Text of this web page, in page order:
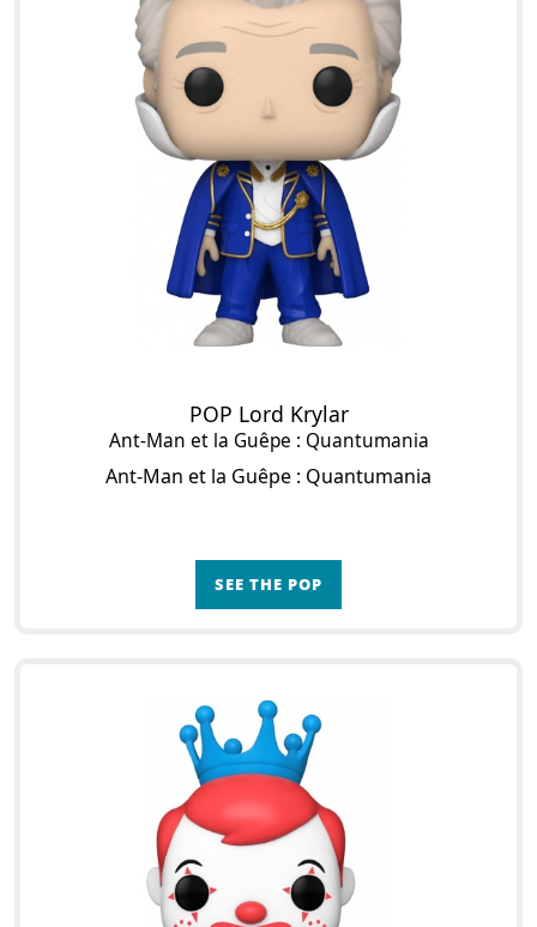
POP Lord Krylar
Ant-Man et la Guêpe : Quantumania
Ant-Man et la Guêpe : Quantumania
SEE THE POP